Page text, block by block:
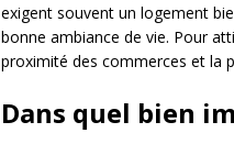
exigent souvent un logement
bonne ambiance de vie. Pour
proximité des commerces et la
Dans quel bien